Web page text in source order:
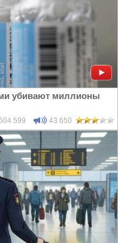
убивают миллионы
599 43 650